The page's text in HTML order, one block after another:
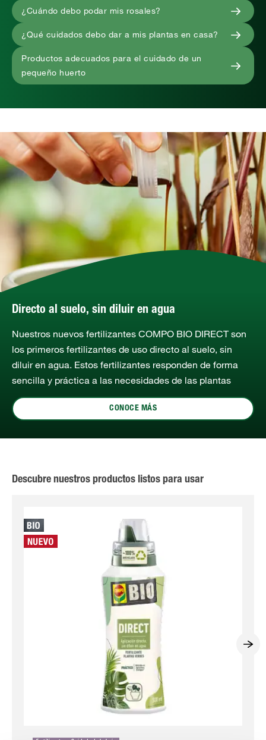
¿Cuándo debo podar mis rosales?
¿Qué cuidados debo dar a mis plantas en casa?
Productos adecuados para el cuidado de un
pequeño huerto
Directo al suelo, sin diluir en agua
Nuestros nuevos fertilizantes COMPO BIO DIRECT son
los primeros fertilizantes de uso directo al suelo, sin
diluir en agua. Estos fertilizantes responden de forma
sencilla y práctica a las necesidades de las plantas
CONOCE MÁS
Descubre nuestros productos listos para usar